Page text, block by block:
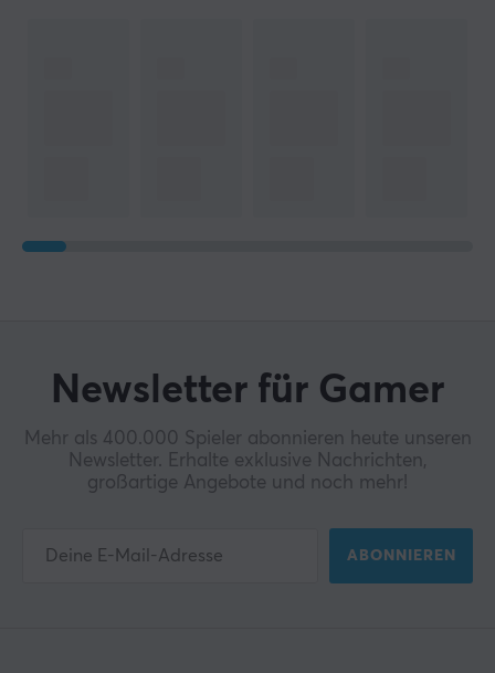
Newsletter für Gamer
Mehr als 400.000 Spieler abonnieren heute unseren
Newsletter. Erhalte exklusive Nachrichten,
großartige Angebote und noch mehr!
ABONNIEREN